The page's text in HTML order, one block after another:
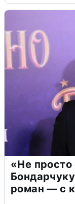
«Не
роман — с